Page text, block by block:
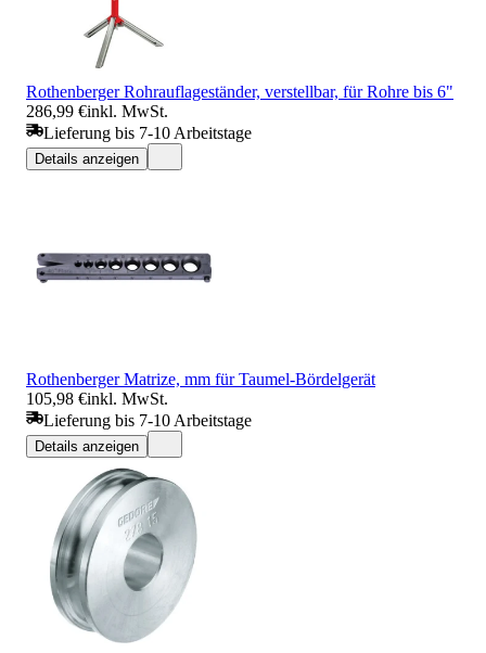
Rothenberger Rohrauflageständer, verstellbar, für Rohre bis 6"
286,99 €inkl. MwSt.
Lieferung bis 7-10 Arbeitstage
Details anzeigen
Rothenberger Matrize, mm für Taumel-Bördelgerät
105,98 €inkl. MwSt.
Lieferung bis 7-10 Arbeitstage
Details anzeigen